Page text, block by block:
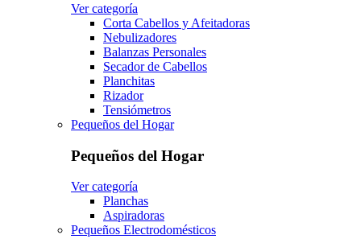
Ver categoría
Corta Cabellos y Afeitadoras
Nebulizadores
Balanzas Personales
Secador de Cabellos
Planchitas
Rizador
Tensiómetros
Pequeños del Hogar
Pequeños del Hogar
Ver categoría
Planchas
Aspiradoras
Pequeños Electrodomésticos